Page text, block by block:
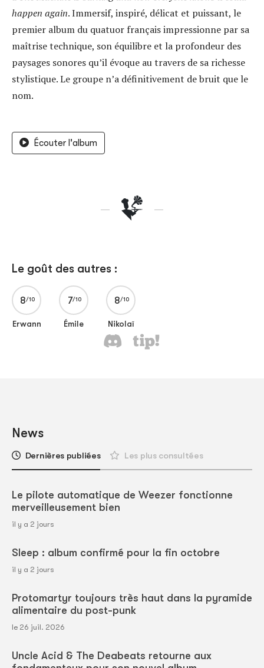
happen again. Immersif, inspiré, délicat et puissant, le
premier album du quatuor français impressionne par sa
maîtrise technique, son équilibre et la profondeur des
paysages sonores qu’il évoque au travers de sa richesse
stylistique. Le groupe n’a définitivement de bruit que le
nom.
Écouter l'album
Le goût des autres :
8
Erwann
7
Émile
8
Nikolaï
News
Dernières publiées Les plus consultées
Le pilote automatique de Weezer fonctionne
merveilleusement bien
il y a 2 jours
Sleep : album confirmé pour la fin octobre
il y a 2 jours
Protomartyr toujours très haut dans la pyramide
alimentaire du post-punk
le 26 juil. 2026
Uncle Acid & The Deabeats retourne aux